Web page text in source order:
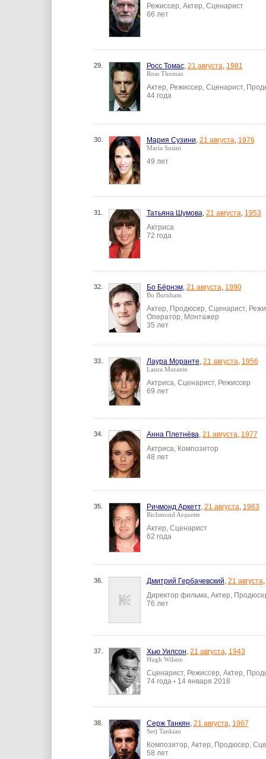
Режиссер, Актер, Сценарист
66 лет
29. Росс Томас, 21 августа, 1981
Ross Thomas
Актер, Режиссер, Сценарист,
44 года
30. Мария Сузини, 21 августа, 1976
María Susini
49 лет
31. Татьяна Шумова, 21 августа, 1953
Актриса
72 года
32. Бо Бёрнэм, 21 августа, 1990
Bo Burnham
Актер, Продюсер, Сценарист,
Оператор, Монтажер
35 лет
33. Лаура Моранте, 21 августа, 1956
Laura Morante
Актриса, Сценарист, Режиссер
69 лет
34. Анна Плетнёва, 21 августа, 1977
Актриса, Композитор
48 лет
35. Ричмонд Аркетт, 21 августа, 1963
Richmond Arquette
Актер, Сценарист
62 года
36. Дмитрий Гербачевский, 21 августа,
Директор фильма, Актер,
76 лет
37. Хью Уилсон, 21 августа, 1943
Hugh Wilson
Сценарист, Режиссер, Актер,
74 года • 14 января 2018
38. Серж Танкян, 21 августа, 1967
Serj Tankian
Композитор, Актер, Продюсер,
58 лет